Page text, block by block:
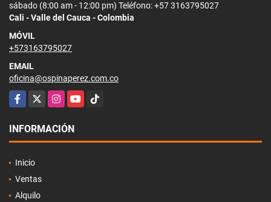
sábado (8:00 am - 12:00 pm) Teléfono: +57 3163795027
Cali - Valle del Cauca - Colombia
MÓVIL
+573163795027
EMAIL
oficina@ospinaperez.com.co
Facebook
X InstagramYouTubeTikTok
INFORMACIÓN
Inicio
Ventas
Alquilo